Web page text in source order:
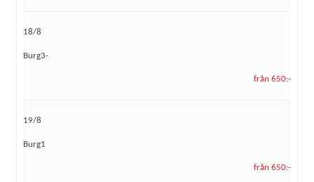
18/8
Burg3-
från 650:-
19/8
Burg1
från 650:-